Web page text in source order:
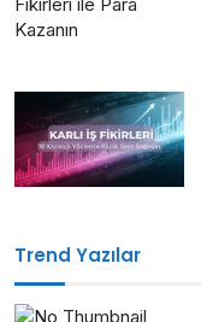
Trend Yazılar